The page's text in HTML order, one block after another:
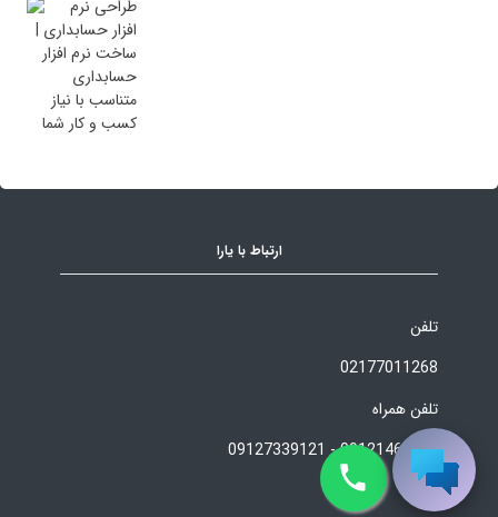
ارتباط با یارا
تلفن
02177011268
تلفن همراه
09127339121 - 09121466164